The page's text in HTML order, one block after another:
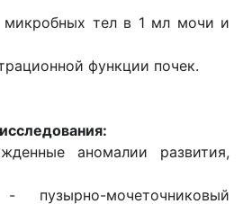
микробных тел в 1 мл мочи и
функции почек.
аномалии развития,
мочеточниковый